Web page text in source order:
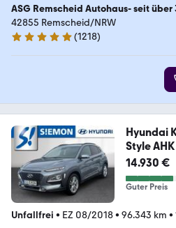
ASG Remscheid Autohaus- seit über
42855 Remscheid/NRW
4.8 Sterne
(1218)
Hyundai
Style
14.930 €
Guter Preis
Unfallfrei • EZ 08/2018• 96.343 km •